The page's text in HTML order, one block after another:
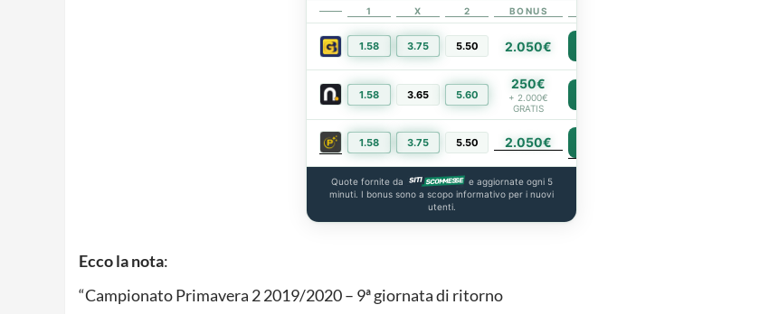
1 X 2 BONUS
1.58 3.75 5.50 2.050€
1.58 3.65 5.60
250€
+ 2.000€
GRATIS
1.58 3.75 5.50 2.050€
Quote fornite da
e aggiornate ogni 5
minuti. I bonus sono a scopo informativo per i nuovi
utenti.
Ecco la nota:
“Campionato Primavera 2 2019/2020 – 9ª giornata di ritorno